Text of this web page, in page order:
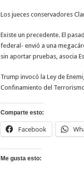
Los jueces conservadores
Existe un precedente. El
federal- envió a una
sin aportar pruebas, asocia
Trump invocó la Ley de
Confinamiento del
Comparte esto:
Facebook
Me gusta esto: